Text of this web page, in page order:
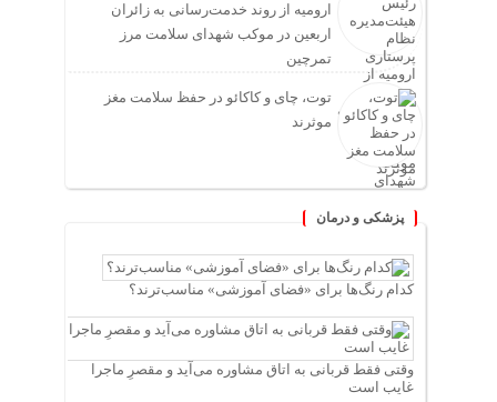
ارومیه از روند خدمت‌رسانی به زائران
اربعین در موکب شهدای سلامت مرز
تمرچین
توت، چای و کاکائو در حفظ سلامت مغز
موثرند
پزشکی و درمان
کدام رنگ‌ها برای «فضای آموزشی» مناسب‌ترند؟
وقتی فقط قربانی به اتاق مشاوره می‌آید و مقصرِ ماجرا
غایب است